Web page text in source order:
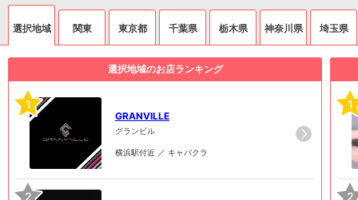
選択地域 関東 東京都 千葉県 栃木県 神奈川県 埼玉県
選択地域のお店ランキング
1
GRANVILLE
グランビル
横浜駅付近 ／ キャバクラ
2
1
2